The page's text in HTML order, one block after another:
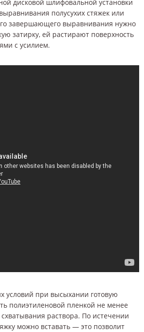
дисковой шлифовальной установки
полусухих стяжек или
завершающего выравнивания нужно
затирку, ей растирают поверхность
с усилием.
условий при высыхании готовую
полиэтиленовой пленкой не менее
раствора. По истечении
можно вставать — это позволит